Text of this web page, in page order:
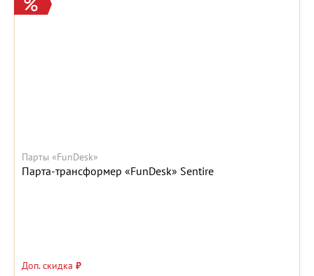
Парты «FunDesk»
Парта-трансформер «FunDesk» Sentire
Доп. скидка ₽